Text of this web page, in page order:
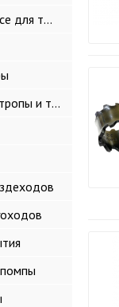
Газель, Соболь все для тюнинга
Динамические стропы и такелаж